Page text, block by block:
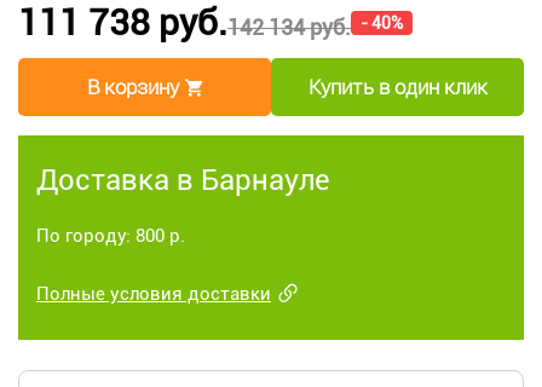
142 134 руб. - 40%
111 738 руб.
В корзину Купить в один клик
Доставка в Барнауле
По городу: 800 р.
Полные условия доставки